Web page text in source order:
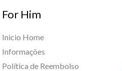
For Him
Inicio Home
Informações
Política de Reembolso